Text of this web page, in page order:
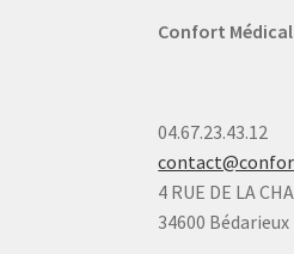
Confort
04.67.23.43.12
4 RUE DE LA
34600 Bédarieux